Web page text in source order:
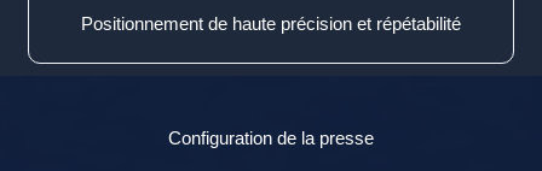
Positionnement de haute précision et répétabilité
Configuration de la presse